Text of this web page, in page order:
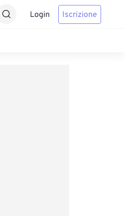
Login Iscrizione